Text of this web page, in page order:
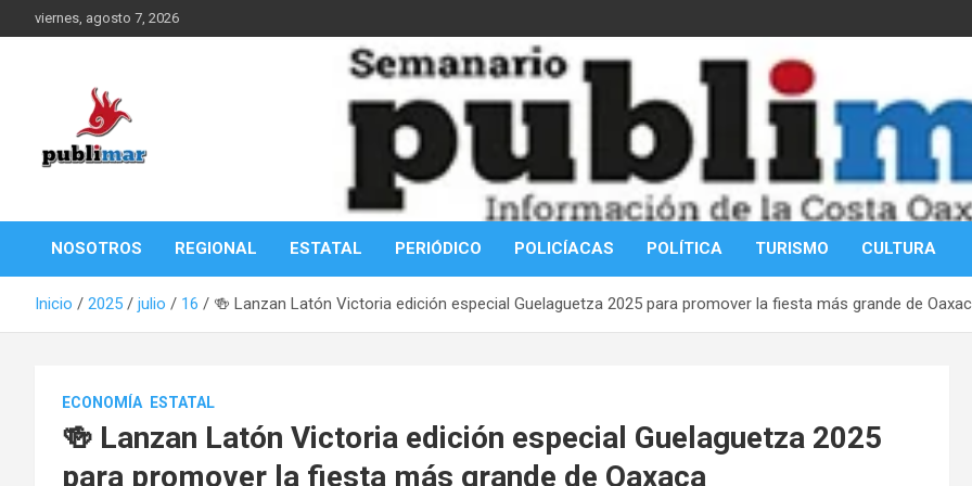
al
viernes, agosto 7, 2026
PubliMar
NOSOTROS REGIONAL ESTATAL PERIÓDICO POLICÍACAS POLÍTICA TURISMO CULTURA
Inicio 2025 julio 16 🍻 Lanzan Latón Victoria edición especial Guelaguetza 2025 para promover la fiesta más grande de
ECONOMÍA ESTATAL
🍻 Lanzan Latón Victoria edición especial Guelaguetza 2025
para promover la fiesta más grande de Oaxaca